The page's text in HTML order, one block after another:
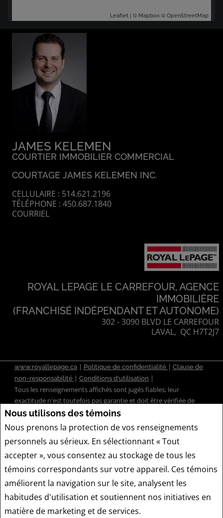
Nous utilisons des témoins
Nous prenons la protection de vos renseignements
personnels au sérieux. En sélectionnant « Tout
accepter », vous consentez au stockage de tous les
témoins correspondants sur votre appareil. Ces témoins
améliorent la navigation sur le site, analysent les
habitudes d'utilisation et soutiennent nos initiatives en
matière de marketing et de services.
Leaflet | © Mapbox © OpenStreetMap
JAMES KELEMEN
COURTIER IMMOBILIER COMMERCIAL
COURTAGE JAMES KELEMEN INC.
CELLULAIRE : 514.621.2196
TÉLÉPHONE : 450.687.1840
COURRIEL
ROYAL LEPAGE LE CARREFOUR, AGENCE
IMMOBILIÈRE
(FRANCHISÉ INDÉPENDANT ET AUTONOME)
302 - 3090 BLVD LE CARREFOUR
LAVAL, QC H7T2J7
www.royallepage.ca| Politique de confidentialité | Clause de
non-responsabilité | Conditions d'utilisation |
Tous les renseignements affichés sont jugés fiables; leur
exactitude n'est toutefois pas garantie et doit être vérifiée de
façon indépendante. Aucune garantie ni représentation de
quelque nature que ce soit est donnée quant à l'exactitude
desdits renseignements.
Ne vise pas à solliciter les acheteurs ou vendeurs, propriétaires ou
locataires actuellement sous contrat.
REALTOR®, REALTORS® et le logo REALTOR® sont des marques
déposées de REALTOR® Canada Inc., une compagnie dont la
National Association of REALTORS® et l'Association canadienne
de l'immeuble sont propriétaires. Les marques de commerce
REALTOR® servent à distinguer les services immobiliers offerts